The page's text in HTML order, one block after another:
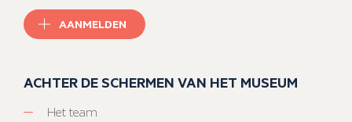
AANMELDEN
ACHTER DE SCHERMEN VAN HET MUSEUM
Het team